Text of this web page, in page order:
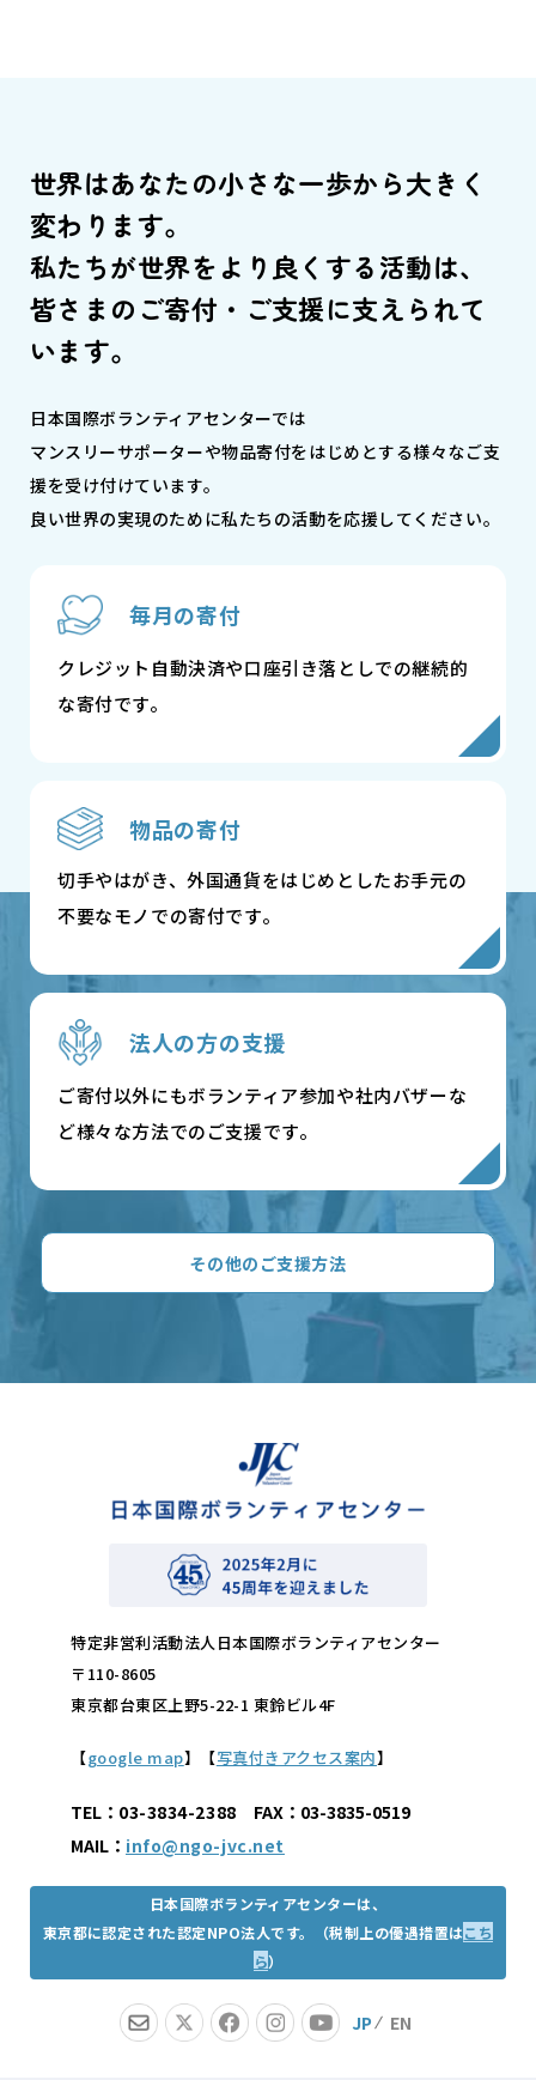
世界はあなたの小さな一歩から大きく
変わります。
私たちが世界をより良くする活動は、
皆さまのご寄付・ご支援に支えられて
います。
日本国際ボランティアセンターでは
マンスリーサポーターや物品寄付をはじめとする様々なご支
援を受け付けています。
良い世界の実現のために私たちの活動を応援してください。
毎月の寄付
クレジット自動決済や口座引き落としでの継続的
な寄付です。
物品の寄付
切手やはがき、外国通貨をはじめとしたお手元の
不要なモノでの寄付です。
法人の方の支援
ご寄付以外にもボランティア参加や社内バザーな
ど様々な方法でのご支援です。
その他のご支援方法
特定非営利活動法人日本国際ボランティアセンター
〒110-8605
東京都台東区上野5-22-1 東鈴ビル4F
【google map】【写真付きアクセス案内】
TEL： 03-3834-2388 FAX：03-3835-0519
MAIL： info@ngo-jvc.net
日本国際ボランティアセンターは、
東京都に認定された認定NPO法人です。（税制上の優遇措置はこち
ら）
JP EN